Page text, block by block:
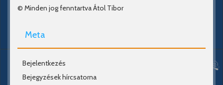
© Minden jog fenntartva Átol Tibor
Meta
Bejelentkezés
Bejegyzések hírcsatorna